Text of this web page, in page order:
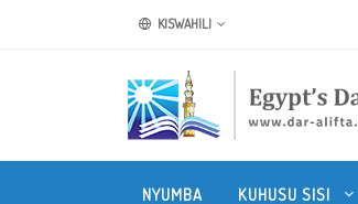
KISWAHILI
NYUMBA KUHUSU SISI